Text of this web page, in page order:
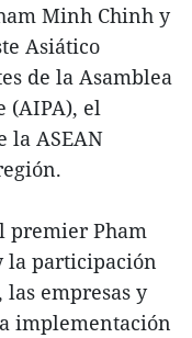
Minh Chinh y
Asiático
de la Asamblea
(AIPA), el
la ASEAN
premier Pham
la participación
empresas y
implementación